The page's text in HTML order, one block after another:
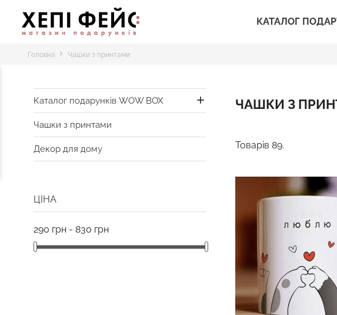
КАТАЛОГ
Головна Чашки з принтами
Каталог подарунків WOW BOX 
Чашки з принтами
Декор для дому
ЦІНА
290 грн - 830 грн
ЧАШКИ З
Товарів 89.